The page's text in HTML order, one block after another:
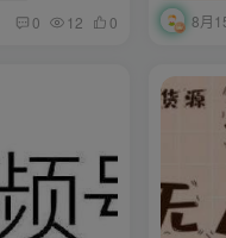
0 12 0 8月